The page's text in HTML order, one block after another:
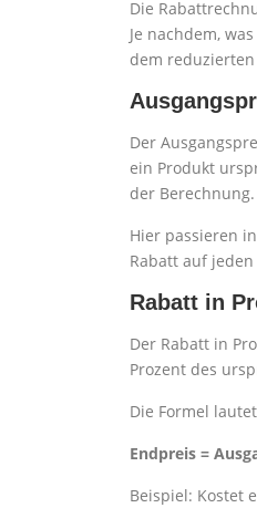
Die
Je nachdem,
dem
Der
ein Produkt
der Berechnung.
Hier passieren
Rabatt auf
Rabatt in
Der Rabatt in
Prozent des
Die Formel
Endpreis =
Beispiel: Kostet